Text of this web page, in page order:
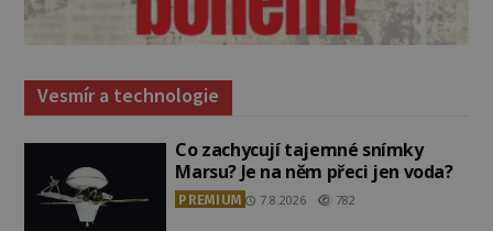
Vesmír a technologie
Co zachycují tajemné snímky
Marsu? Je na něm přeci jen voda?
PREMIUM 7.8.2026 782